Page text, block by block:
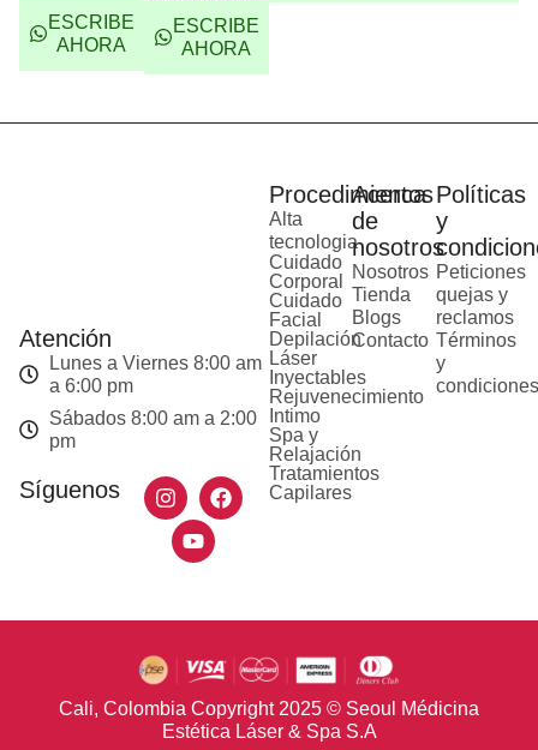
ESCRIBE
AHORA
ESCRIBE
AHORA
Atención
Lunes a Viernes 8:00 am
a 6:00 pm
Sábados 8:00 am a 2:00
pm
Síguenos
Procedimientos
Alta
tecnologia
Cuidado
Corporal
Cuidado
Facial
Depilación
Láser
Inyectables
Rejuvenecimiento
Intimo
Spa y
Relajación
Tratamientos
Capilares
Acerca
de
nosotros
Nosotros
Tienda
Blogs
Contacto
Políticas
y
Peticiones
quejas y
reclamos
Términos
y
condiciones
Cali, Colombia Copyright 2025 © Seoul Médicina
Estética Láser & Spa S.A